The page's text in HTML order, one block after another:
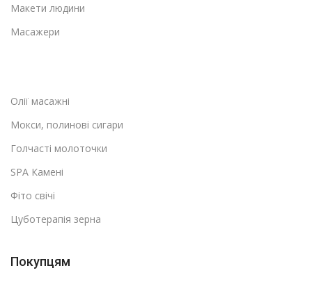
Макети людини
Масажери
Олії масажні
Мокси, полинові сигари
Голчасті молоточки
SPA Камені
Фіто свічі
Цуботерапія зерна
Покупцям